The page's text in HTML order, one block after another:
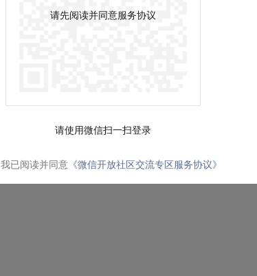
请先阅读并同意服务协议
请使用微信扫一扫登录
我已阅读并同意 《微信开放社区交流专区服务协议》